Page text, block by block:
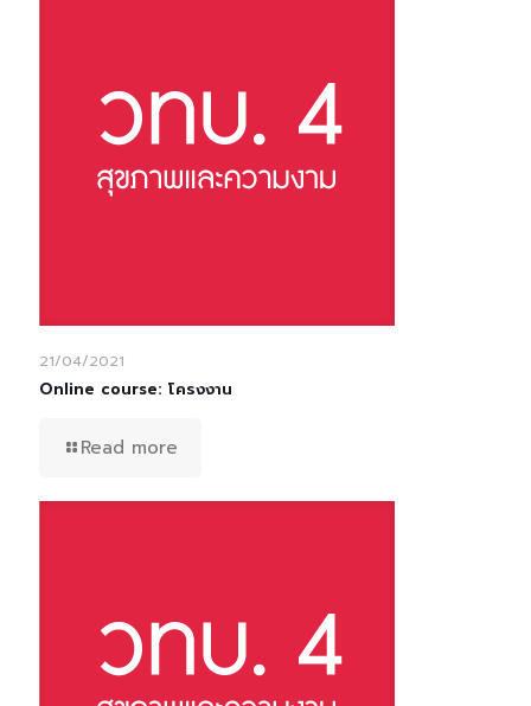
21/04/2021
Online course: โครงงาน
Read more